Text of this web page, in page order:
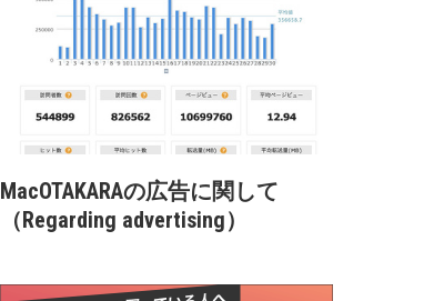
MacOTAKARAの広告に関して
（Regarding advertising）